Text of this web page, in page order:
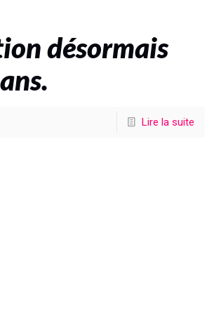
désormais
Lire la suite